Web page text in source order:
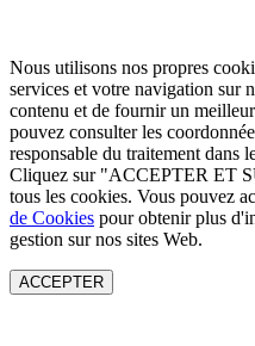
Nous utilisons nos propres
services et votre navigation sur
contenu et de fournir un
pouvez consulter les
responsable du traitement dans
Cliquez sur "ACCEPTER ET
tous les cookies. Vous pouvez
de Cookies pour obtenir plus
gestion sur nos sites Web.
ACCEPTER